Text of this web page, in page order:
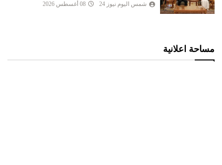
شمس اليوم نيوز 24 08 أغسطس 2026
مساحة اعلانية